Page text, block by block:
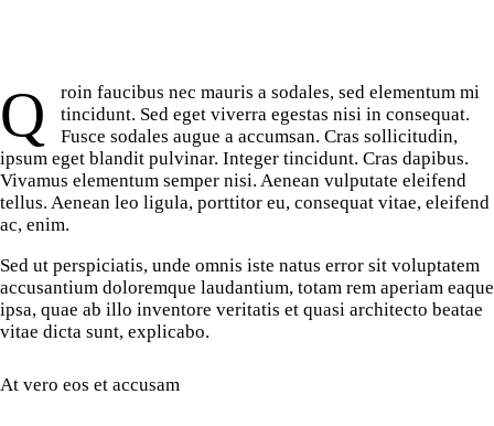
Qroin faucibus nec mauris a sodales, sed elementum mi
tincidunt. Sed eget viverra egestas nisi in consequat.
Fusce sodales augue a accumsan. Cras sollicitudin,
ipsum eget blandit pulvinar. Integer tincidunt. Cras dapibus.
Vivamus elementum semper nisi. Aenean vulputate eleifend
tellus. Aenean leo ligula, porttitor eu, consequat vitae, eleifend
ac, enim.
Sed ut perspiciatis, unde omnis iste natus error sit voluptatem
accusantium doloremque laudantium, totam rem aperiam eaque
ipsa, quae ab illo inventore veritatis et quasi architecto beatae
vitae dicta sunt, explicabo.
At vero eos et accusam